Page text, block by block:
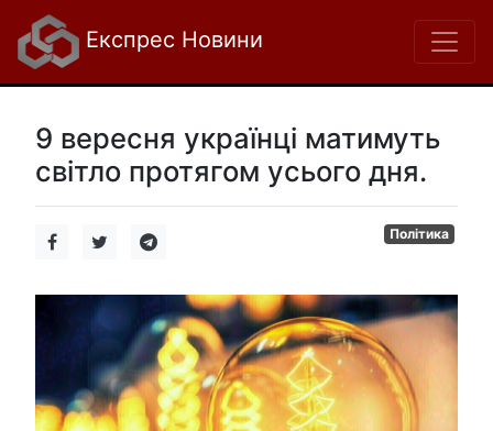
Експрес Новини
9 вересня українці матимуть
світло протягом усього дня.
Політика